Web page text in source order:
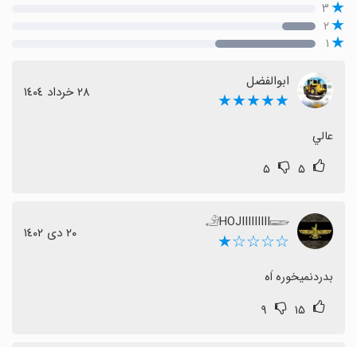
۳
۲
۱
ابوالفضل
★★★★★ ٢٨ خرداد ١٤٠٤
عالي
۵ ۵
𓄂HOJIIIIIIIII𓆃
☆☆☆☆★ ٢٠ دی ١٤٠٢
بدردنمیخوره اَه
۱۵ ۹